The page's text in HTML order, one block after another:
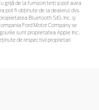
grijă de la furnizori terți și pot avea
pot fi obținute de la dealerul dvs.
Bluetooth SIG, Inc. și
Ford Motor Company se
sunt proprietatea Apple Inc.
de respectivii proprietari